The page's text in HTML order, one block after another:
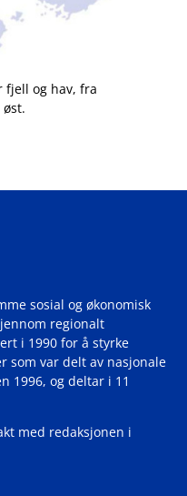
fjell og hav, fra
sosial og økonomisk
regionalt
i 1990 for å styrke
som var delt av nasjonale
1996, og deltar i 11
med redaksjonen i